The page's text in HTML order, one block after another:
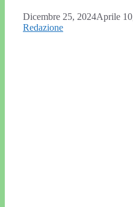
Dicembre 25, 2024Aprile
Redazione